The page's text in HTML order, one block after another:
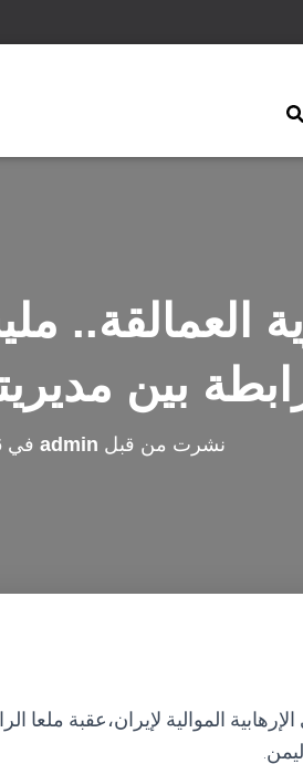
العمالقة..
بين
نشرت من قبل admin في
الموالية لإيران،عقبة